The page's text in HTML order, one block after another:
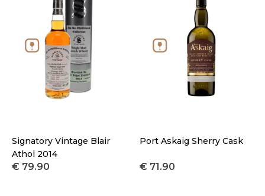
Signatory Vintage Blair
Athol 2014
€ 79.90
Port Askaig Sherry Cask
€ 71.90